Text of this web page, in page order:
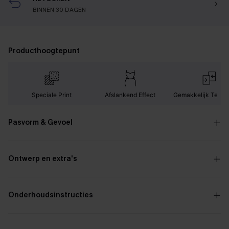
BINNEN 30 DAGEN
Producthoogtepunt
Speciale Print Afslankend Effect Gemakkelijk Te
Pasvorm & Gevoel
Ontwerp en extra's
Onderhoudsinstructies